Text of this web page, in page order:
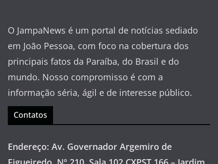
O JampaNews é um portal de notícias sediado
em João Pessoa, com foco na cobertura dos
principais fatos da Paraíba, do Brasil e do
mundo. Nosso compromisso é com a
informação séria, ágil e de interesse público.
Contatos
Endereço: Av. Governador Argemiro de